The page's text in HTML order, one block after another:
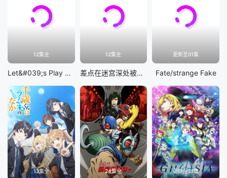
12集全
Let&#039;s Play 充满挑战的人生
12集全
差点在迷宫深处被信任的伙伴杀掉，但靠着天赐技能「无限扭蛋」获得等级9999的伙伴，我要向前队友和世界展开复仇&amp;「给他们好看！」
更新至01集
Fate/strange Fake
13集全 24集全 更新至21集